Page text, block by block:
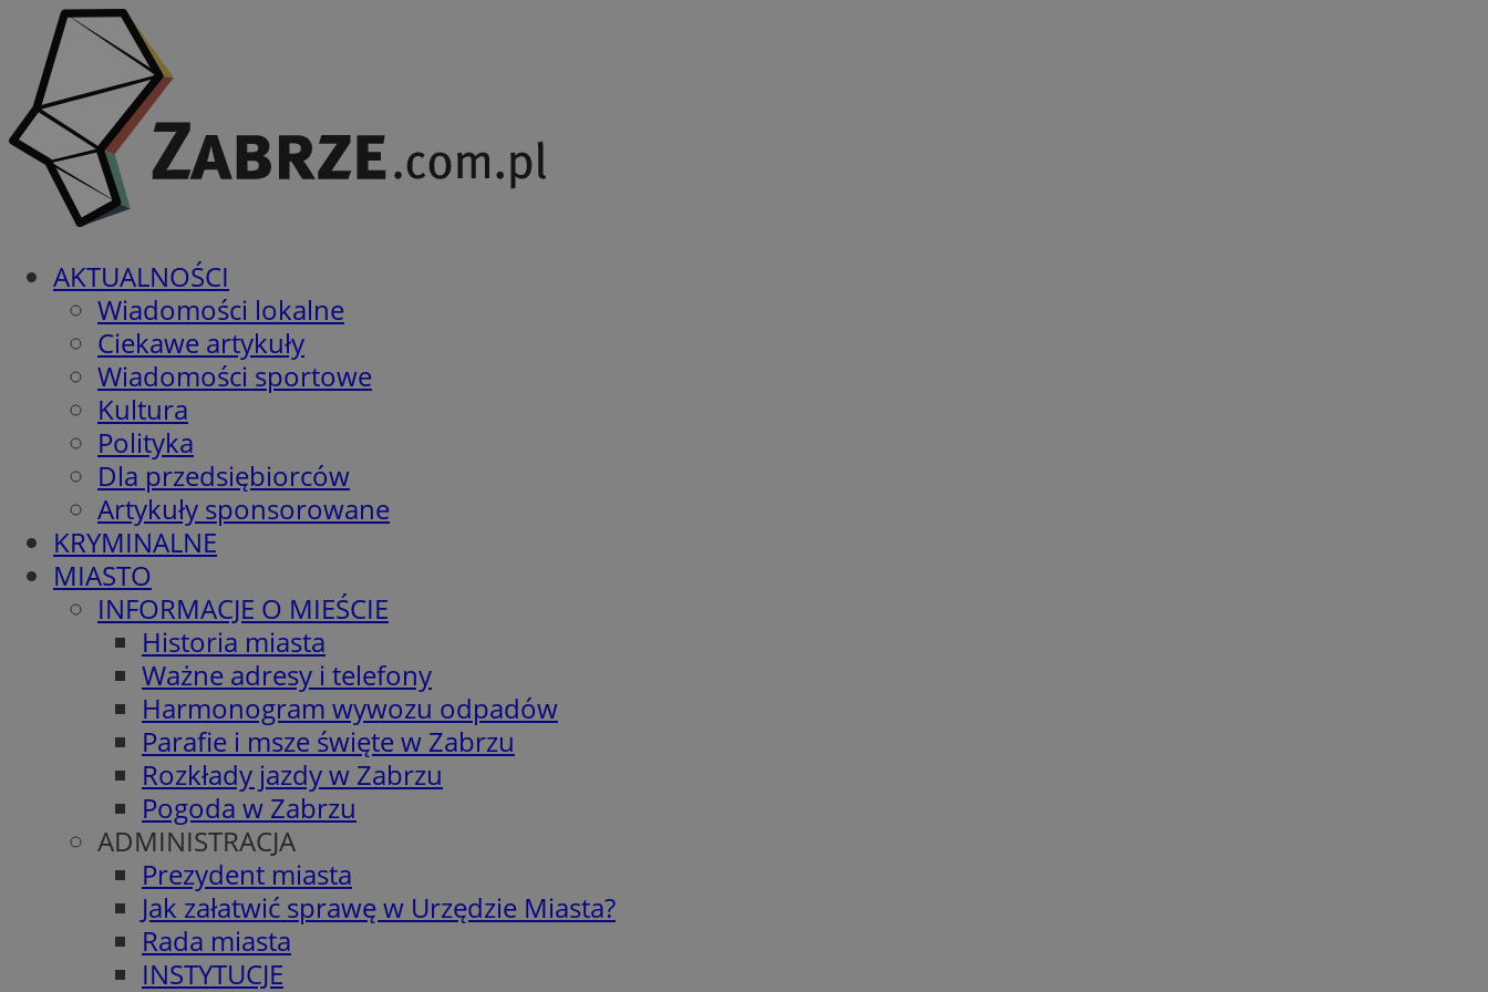
AKTUALNOŚCI
Wiadomości lokalne
Ciekawe artykuły
Wiadomości sportowe
Kultura
Polityka
Dla przedsiębiorców
Artykuły sponsorowane
KRYMINALNE
MIASTO
INFORMACJE O MIEŚCIE
Historia miasta
Ważne adresy i telefony
Harmonogram wywozu odpadów
Parafie i msze święte w Zabrzu
Rozkłady jazdy w Zabrzu
Pogoda w Zabrzu
ADMINISTRACJA
Prezydent miasta
Jak załatwić sprawę w Urzędzie Miasta?
Rada miasta
INSTYTUCJE